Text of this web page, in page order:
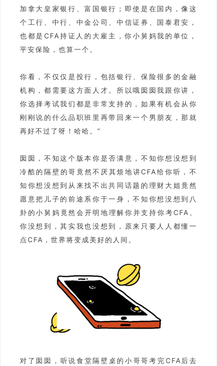
加拿大皇家银行、富国银行；即使是在国内，像这
个工行、中行、中金公司、中信证券、国泰君安，
也都是CFA持证人的大雇主，你小舅妈我的单位，
平安保险，也算一个。
你看，不仅仅是投行，包括银行、保险很多的金融
机构，都需要这方面人才。所以哦囡囡我跟你讲，
你选择考试我们都是非常支持的，如果有机会从你
刚刚说的什么品职班里再带回来一个男朋友，那就
再好不过了呀！哈哈。”
囡囡，不知这个版本你是否满意，不知你想没想到
冷酷的隔壁的哥竟然不厌其烦地讲CFA给你听，不
知你想没想到从来找不出共同话题的理财大姐竟然
愿意把儿子的前途系你于一身，不知你想没想到八
卦的小舅妈竟然会开明地理解你并支持你考CFA。
你没想到，其实我也没想到，原来只要人人都懂一
点CFA，世界将变成美好的人间。
对了囡囡，听说食堂隔壁桌的小哥哥考完CFA后去